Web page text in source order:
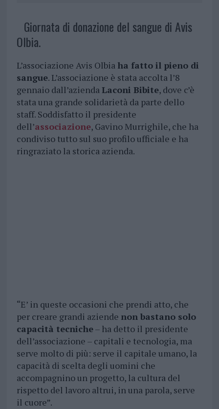
Giornata di donazione del sangue di Avis
Olbia.
L’associazione Avis Olbia ha fatto il pieno di
sangue. L’associazione è stata accolta l’8
gennaio dall’aziendaLaconi Bibite, dove c’è
stata una grande solidarietà da parte dello
staff. Soddisfatto il presidente
dell’associazione, Gavino Murrighile, che ha
condiviso tutto sul suo profilo ufficiale e ha
ringraziato la storica azienda.
“E’ in queste occasioni che prendi atto, che
per creare grandi aziende non bastano solo
capacità tecniche– ha detto il presidente
dell’associazione – capitali e tecnologia, ma
serve molto di più: serve il capitale umano, la
capacità di scelta degli uomini che
accompagnino un progetto, la cultura del
rispetto del lavoro altrui, in una parola, serve
il cuore”.